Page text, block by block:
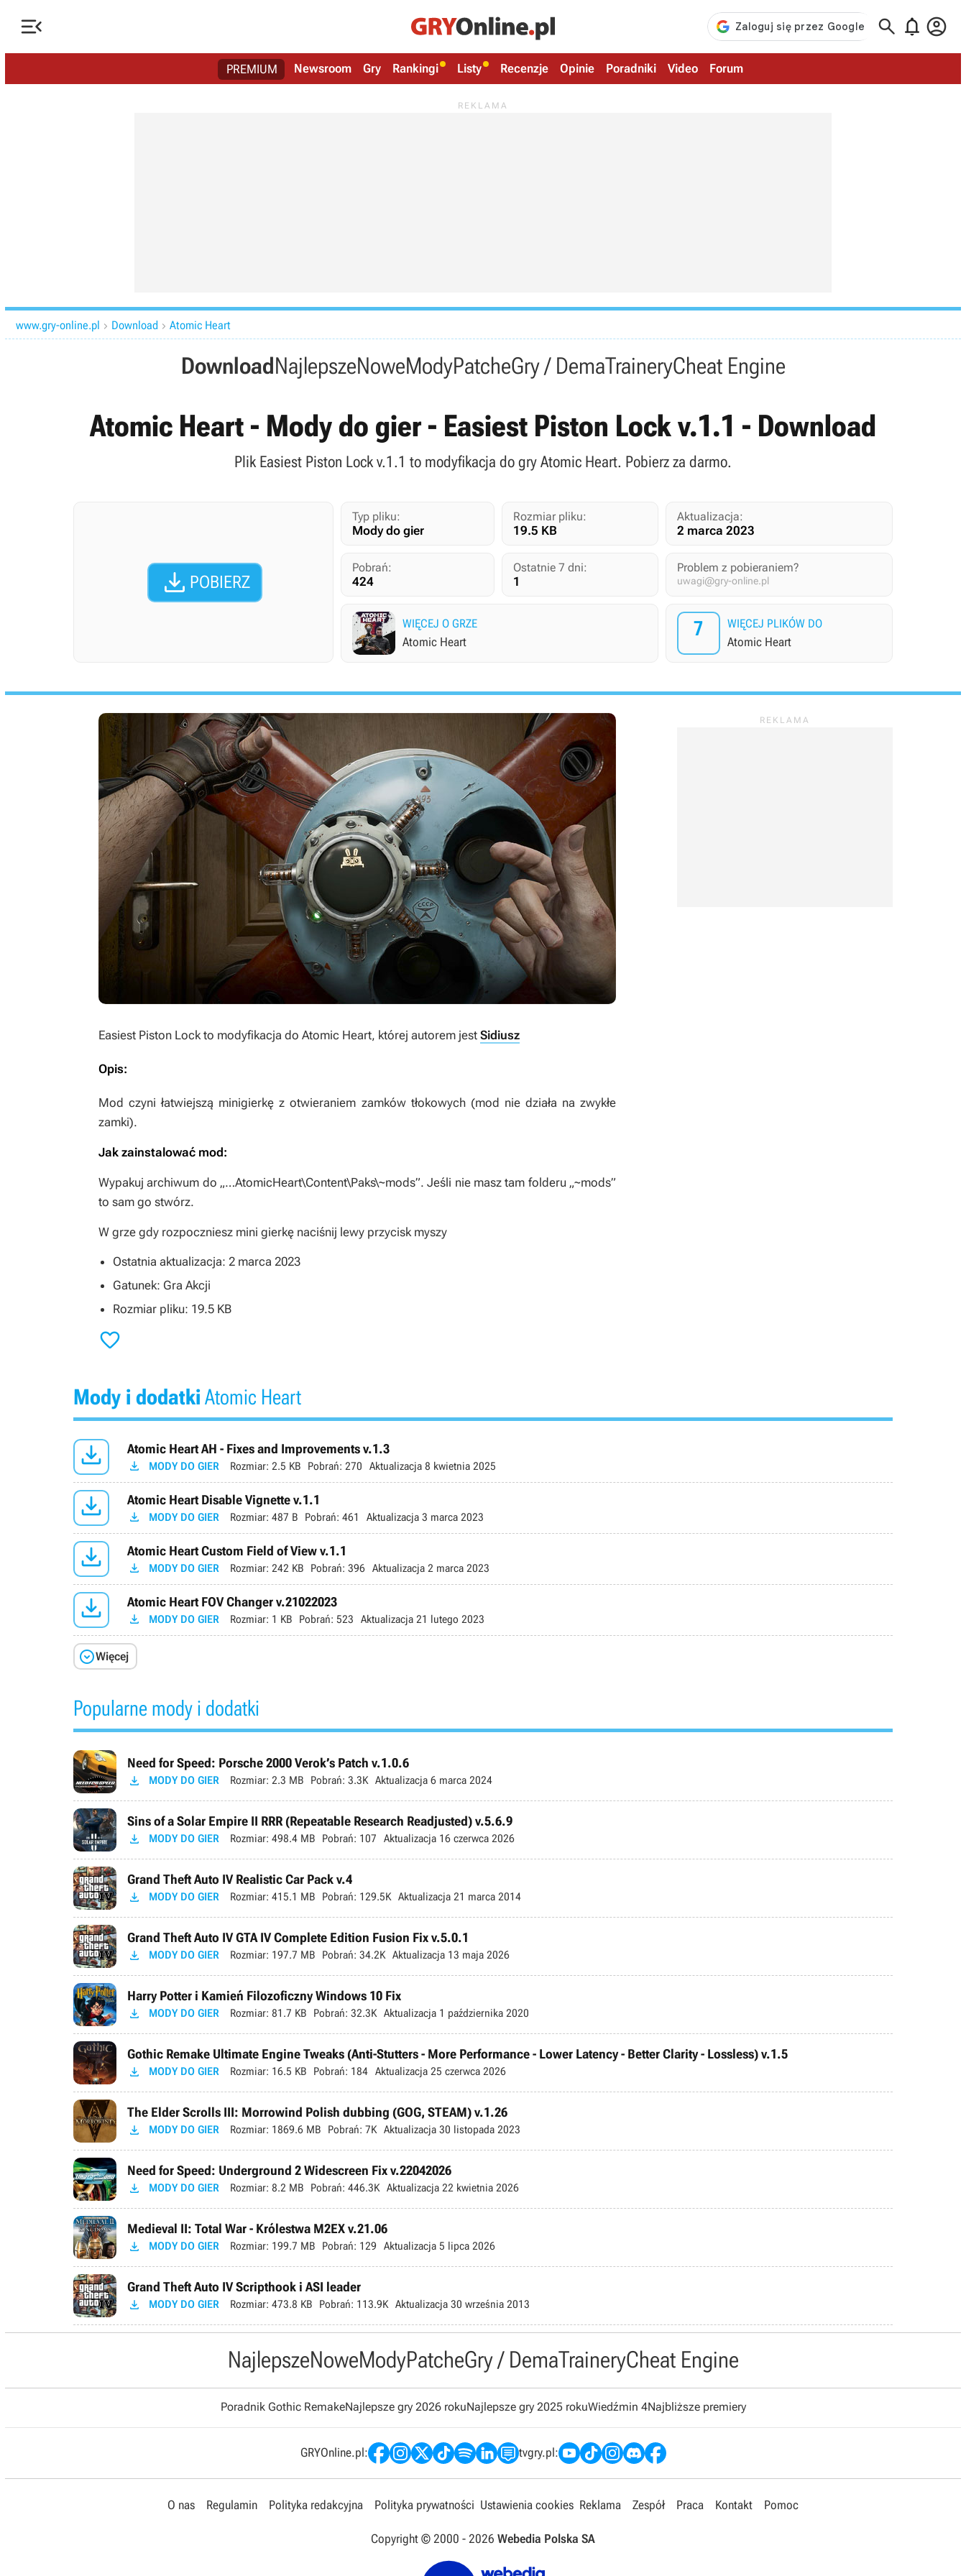
   
PREMIUM Newsroom Gry Rankingi Listy Recenzje Opinie Poradniki Video Forum
www.gry-online.pl  Download  Atomic Heart
DownloadNajlepszeNoweModyPatcheGry / DemaTraineryCheat Engine
Atomic Heart - Mody do gier - Easiest Piston Lock v.1.1 - Download
Plik Easiest Piston Lock v.1.1 to modyfikacja do gry Atomic Heart. Pobierz za darmo.
 POBIERZ
Typ pliku:
Mody do gier
Rozmiar pliku:
19.5 KB
Aktualizacja:
2 marca 2023
Pobrań:
424
Ostatnie 7 dni:
1
Problem z pobieraniem?
uwagi@gry-online.pl
WIĘCEJ O GRZE
Atomic Heart
7 WIĘCEJ PLIKÓW DO
Atomic Heart
Easiest Piston Lockto modyfikacja do Atomic Heart, której autorem jest Sidiusz
Opis:
Mod czyni łatwiejszą minigierkę z otwieraniem zamków tłokowych (mod nie działa na zwykłe
zamki).
Jak zainstalować mod:
Wypakuj archiwum do „…AtomicHeart\Content\Paks\~mods”. Jeśli nie masz tam folderu „~mods”
to sam go stwórz.
W grze gdy rozpoczniesz mini gierkę naciśnij lewy przycisk myszy
Ostatnia aktualizacja: 2 marca 2023
Gatunek: Gra Akcji
Rozmiar pliku: 19.5 KB

Mody i dodatkiAtomic Heart
 Atomic Heart AH - Fixes and Improvements v.1.3
 MODY DO GIER Rozmiar: 2.5 KB Pobrań: 270 Aktualizacja 8 kwietnia 2025
 Atomic Heart Disable Vignette v.1.1
 MODY DO GIER Rozmiar: 487 B Pobrań: 461 Aktualizacja 3 marca 2023
 Atomic Heart Custom Field of View v.1.1
 MODY DO GIER Rozmiar: 242 KB Pobrań: 396 Aktualizacja 2 marca 2023
 Atomic Heart FOV Changer v.21022023
 MODY DO GIER Rozmiar: 1 KB Pobrań: 523 Aktualizacja 21 lutego 2023
Więcej
Popularne mody i dodatki
Need for Speed: Porsche 2000 Verok’s Patch v.1.0.6
 MODY DO GIER Rozmiar: 2.3 MB Pobrań: 3.3K Aktualizacja 6 marca 2024
Sins of a Solar Empire II RRR (Repeatable Research Readjusted) v.5.6.9
 MODY DO GIER Rozmiar: 498.4 MB Pobrań: 107 Aktualizacja 16 czerwca 2026
Grand Theft Auto IV Realistic Car Pack v.4
 MODY DO GIER Rozmiar: 415.1 MB Pobrań: 129.5K Aktualizacja 21 marca 2014
Grand Theft Auto IV GTA IV Complete Edition Fusion Fix v.5.0.1
 MODY DO GIER Rozmiar: 197.7 MB Pobrań: 34.2K Aktualizacja 13 maja 2026
Harry Potter i Kamień Filozoficzny Windows 10 Fix
 MODY DO GIER Rozmiar: 81.7 KB Pobrań: 32.3K Aktualizacja 1 października 2020
Gothic Remake Ultimate Engine Tweaks (Anti-Stutters - More Performance - Lower Latency - Better Clarity - Lossless) v.1.5
 MODY DO GIER Rozmiar: 16.5 KB Pobrań: 184 Aktualizacja 25 czerwca 2026
The Elder Scrolls III: Morrowind Polish dubbing (GOG, STEAM) v.1.26
 MODY DO GIER Rozmiar: 1869.6 MB Pobrań: 7K Aktualizacja 30 listopada 2023
Need for Speed: Underground 2 Widescreen Fix v.22042026
 MODY DO GIER Rozmiar: 8.2 MB Pobrań: 446.3K Aktualizacja 22 kwietnia 2026
Medieval II: Total War - Królestwa M2EX v.21.06
 MODY DO GIER Rozmiar: 199.7 MB Pobrań: 129 Aktualizacja 5 lipca 2026
Grand Theft Auto IV Scripthook i ASI leader
 MODY DO GIER Rozmiar: 473.8 KB Pobrań: 113.9K Aktualizacja 30 września 2013
NajlepszeNoweModyPatcheGry / DemaTraineryCheat Engine
Poradnik Gothic RemakeNajlepsze gry 2026 rokuNajlepsze gry 2025 rokuWiedźmin 4Najbliższe premiery
GRYOnline.pl: tvgry.pl:
O nas Regulamin Polityka redakcyjna Polityka prywatności Ustawienia cookies Reklama Zespół Praca Kontakt Pomoc
Copyright © 2000 - 2026 Webedia Polska SA